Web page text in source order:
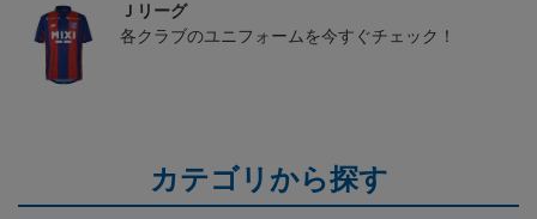
Ｊリーグ
各クラブのユニフォームを今すぐチェック！
カテゴリから探す